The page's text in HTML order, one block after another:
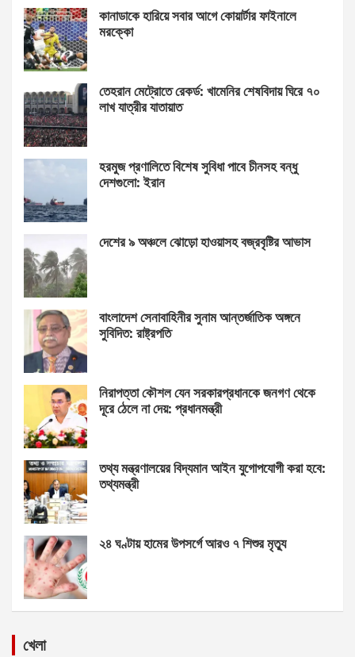
কানাডাকে হারিয়ে সবার আগে কোয়ার্টার ফাইনালে
মরক্কো
তেহরান মেট্রোতে রেকর্ড: খামেনির শেষবিদায় ঘিরে ৭০
লাখ যাত্রীর যাতায়াত
হরমুজ প্রণালিতে বিশেষ সুবিধা পাবে চীনসহ বন্ধু
দেশগুলো: ইরান
দেশের ৯ অঞ্চলে ঝোড়ো হাওয়াসহ বজ্রবৃষ্টির আভাস
বাংলাদেশ সেনাবাহিনীর সুনাম আন্তর্জাতিক অঙ্গনে
সুবিদিত: রাষ্ট্রপতি
নিরাপত্তা কৌশল যেন সরকারপ্রধানকে জনগণ থেকে
দূরে ঠেলে না দেয়: প্রধানমন্ত্রী
তথ্য মন্ত্রণালয়ের বিদ্যমান আইন যুগোপযোগী করা হবে:
তথ্যমন্ত্রী
২৪ ঘণ্টায় হামের উপসর্গে আরও ৭ শিশুর মৃত্যু
খেলা